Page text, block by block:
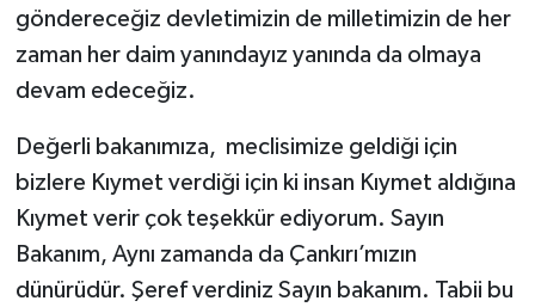
göndereceğiz devletimizin de milletimizin de her
zaman her daim yanındayız yanında da olmaya
devam edeceğiz.
Değerli bakanımıza, meclisimize geldiği için
bizlere Kıymet verdiği için ki insan Kıymet aldığına
Kıymet verir çok teşekkür ediyorum. Sayın
Bakanım, Aynı zamanda da Çankırı’mızın
dünürüdür. Şeref verdiniz Sayın bakanım. Tabii bu